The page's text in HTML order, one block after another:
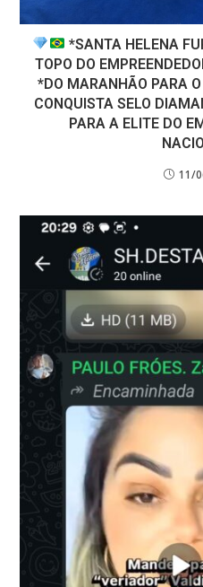
*SANTA HELENA
TOPO DO
*DO MARANHÃO PARA
CONQUISTA SELO
PARA A ELITE DO
11/